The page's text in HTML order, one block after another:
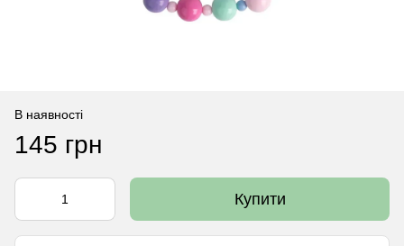
В наявності
145 грн
Купити